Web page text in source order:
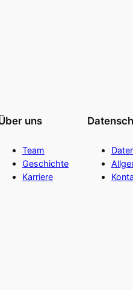
uns
Team
Geschichte
Karriere